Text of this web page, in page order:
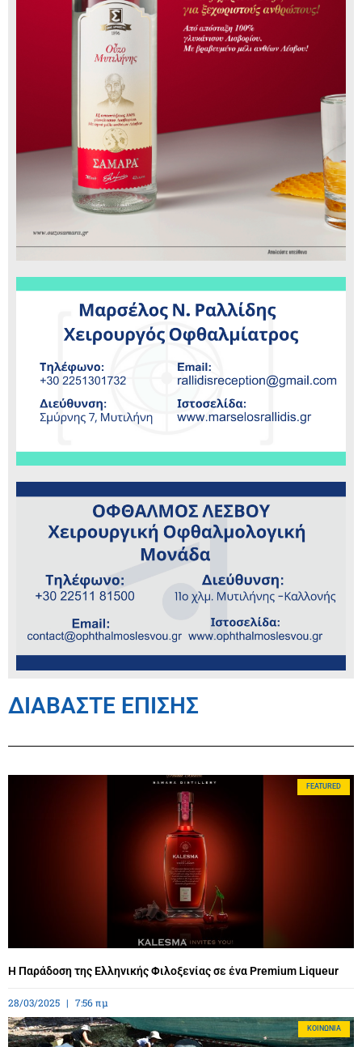
ΔΙΑΒΑΣΤΕ ΕΠΙΣΗΣ
FEATURED
Η Παράδοση της Ελληνικής Φιλοξενίας σε ένα Premium Liqueur
28/03/2025 7:56 πμ
ΚΟΙΝΩΝΊΑ